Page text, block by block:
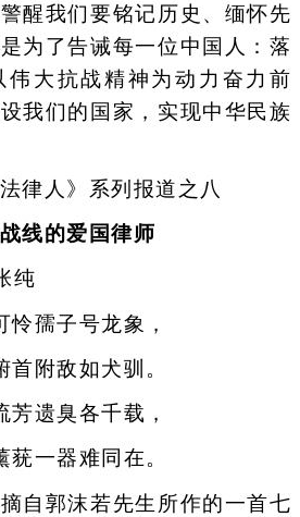
醒我们要铭记历史、缅怀先
为了告诫每一位中国人：落
伟大抗战精神为动力奋力前
我们的国家，实现中华民族
人》系列报道之八
的爱国律师
纯
孺子号龙象，
附敌如犬驯。
遗臭各千载，
一器难同在。
郭沫若先生所作的一首七